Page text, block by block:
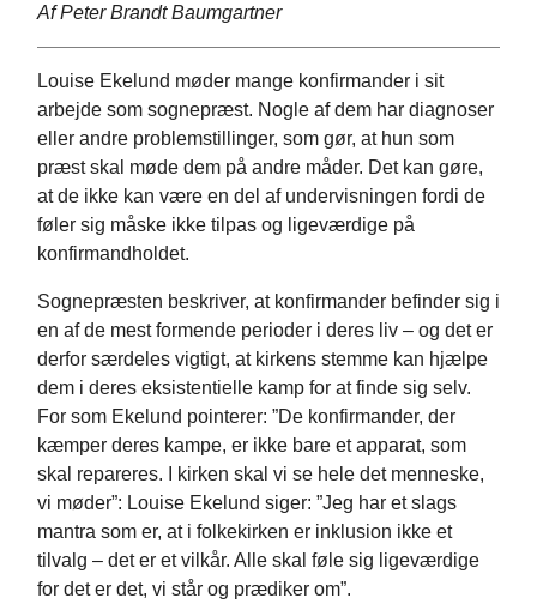
Af Peter Brandt Baumgartner
Louise Ekelund møder mange konfirmander i sit
arbejde som sognepræst. Nogle af dem har diagnoser
eller andre problemstillinger, som gør, at hun som
præst skal møde dem på andre måder. Det kan gøre,
at de ikke kan være en del af undervisningen fordi de
føler sig måske ikke tilpas og ligeværdige på
konfirmandholdet.
Sognepræsten beskriver, at konfirmander befinder sig i
en af de mest formende perioder i deres liv – og det er
derfor særdeles vigtigt, at kirkens stemme kan hjælpe
dem i deres eksistentielle kamp for at finde sig selv.
For som Ekelund pointerer: ”De konfirmander, der
kæmper deres kampe, er ikke bare et apparat, som
skal repareres. I kirken skal vi se hele det menneske,
vi møder”: Louise Ekelund siger: ”Jeg har et slags
mantra som er, at i folkekirken er inklusion ikke et
tilvalg – det er et vilkår. Alle skal føle sig ligeværdige
for det er det, vi står og prædiker om”.